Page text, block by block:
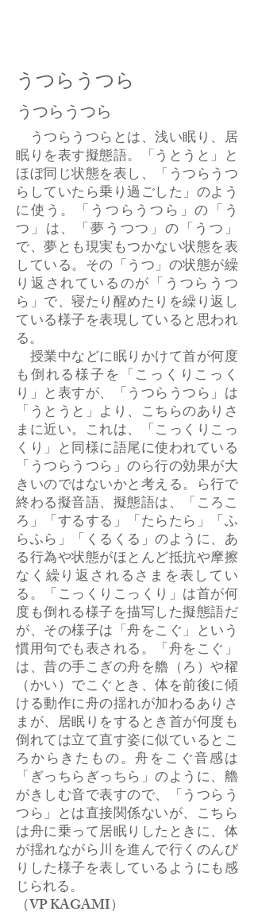
うつらうつら
うつらうつら
うつらうつらとは、浅い眠り、居
眠りを表す擬態語。「うとうと」と
ほぼ同じ状態を表し、「うつらうつ
らしていたら乗り過ごした」のよう
に使う。「うつらうつら」の「う
つ」は、「夢うつつ」の「うつ」
で、夢とも現実もつかない状態を表
している。その「うつ」の状態が繰
り返されているのが「うつらうつ
ら」で、寝たり醒めたりを繰り返し
ている様子を表現していると思われ
る。
授業中などに眠りかけて首が何度
も倒れる様子を「こっくりこっく
り」と表すが、「うつらうつら」は
「うとうと」より、こちらのありさ
まに近い。これは、「こっくりこっ
くり」と同様に語尾に使われている
「うつらうつら」のら行の効果が大
きいのではないかと考える。ら行で
終わる擬音語、擬態語は、「ころこ
ろ」「するする」「たらたら」「ふ
らふら」「くるくる」のように、あ
る行為や状態がほとんど抵抗や摩擦
なく繰り返されるさまを表してい
る。「こっくりこっくり」は首が何
度も倒れる様子を描写した擬態語だ
が、その様子は「舟をこぐ」という
慣用句でも表される。「舟をこぐ」
は、昔の手こぎの舟を艪（ろ）や櫂
（かい）でこぐとき、体を前後に傾
ける動作に舟の揺れが加わるありさ
まが、居眠りをするとき首が何度も
倒れては立て直す姿に似ているとこ
ろからきたもの。舟をこぐ音感は
「ぎっちらぎっちら」のように、艪
がきしむ音で表すので、「うつらう
つら」とは直接関係ないが、こちら
は舟に乗って居眠りしたときに、体
が揺れながら川を進んで行くのんび
りした様子を表しているようにも感
じられる。
​（VP KAGAMI）